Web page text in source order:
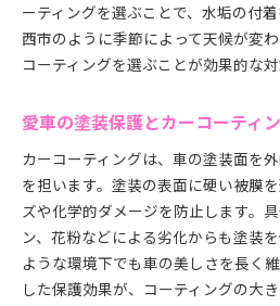
ーティングを選ぶことで、水垢の付
西市のように季節によって天候が変
コーティングを選ぶことが効果的な対
愛車の塗装保護とカーコーティ
カーコーティングは、車の塗装面を
を担います。塗装の表面に硬い被膜
ズや化学的ダメージを防止します。
ン、花粉などによる劣化からも塗装
ような環境下でも車の美しさを長く
した保護効果が、コーティングの大き